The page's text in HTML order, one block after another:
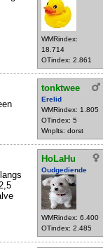
WMRindex:
18.714
OTindex: 2.861
tonktwee
Erelid
WMRindex: 1.805
OTindex: 5
Wnplts: dorst
HoLaHu
Oudgediende
WMRindex: 6.400
OTindex: 2.485